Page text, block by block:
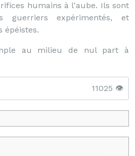
humains à l'aube. Ils sont
guerriers expérimentés, et
épéistes.
au milieu de nul part à
11025 👁️